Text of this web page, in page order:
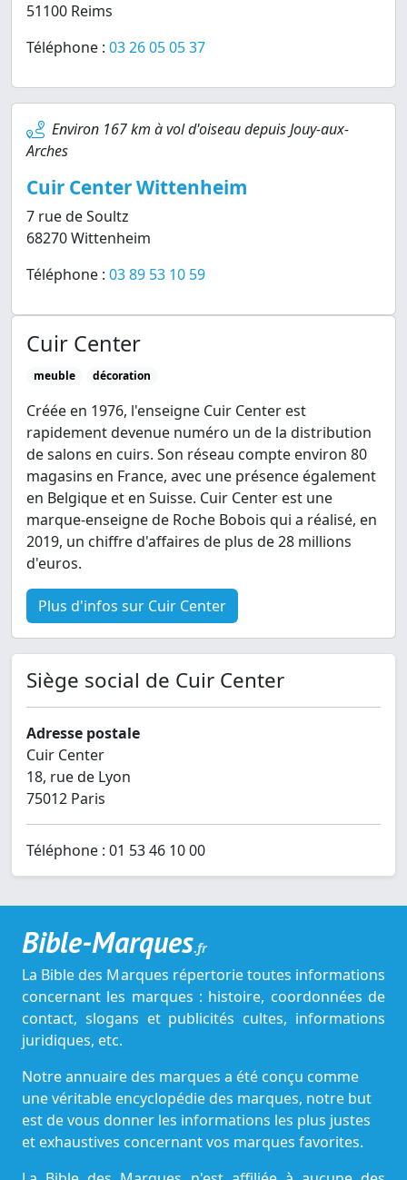
51100 Reims
Téléphone : 03 26 05 05 37
Environ 167 km à vol d'oiseau depuis Jouy-aux-
Arches
Cuir Center Wittenheim
7 rue de Soultz
68270 Wittenheim
Téléphone : 03 89 53 10 59
Cuir Center
meuble décoration
Créée en 1976, l'enseigne Cuir Center est
rapidement devenue numéro un de la distribution
de salons en cuirs. Son réseau compte environ 80
magasins en France, avec une présence également
en Belgique et en Suisse. Cuir Center est une
marque-enseigne de Roche Bobois qui a réalisé, en
2019, un chiffre d'affaires de plus de 28 millions
d'euros.
Plus d'infos sur Cuir Center
Siège social de Cuir Center
Adresse postale
Cuir Center
18, rue de Lyon
75012 Paris
Téléphone : 01 53 46 10 00
Bible-Marques.fr
La Bible des Marques répertorie toutes informations
concernant les marques : histoire, coordonnées de
contact, slogans et publicités cultes, informations
juridiques, etc.
Notre annuaire des marques a été conçu comme
une véritable encyclopédie des marques, notre but
est de vous donner les informations les plus justes
et exhaustives concernant vos marques favorites.